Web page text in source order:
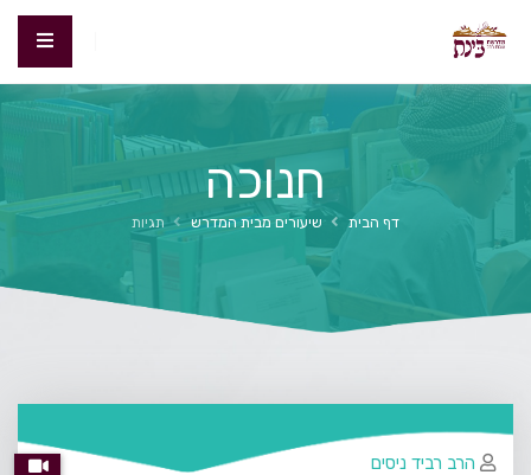
חנוכה
דף הבית שיעורים מבית המדרש תגיות
הרב רביד ניסים